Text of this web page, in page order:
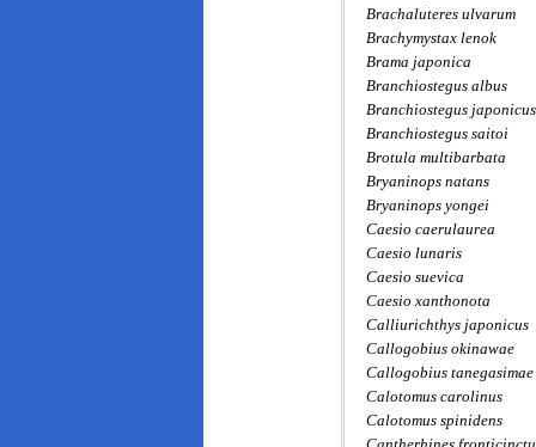
Brachaluteres ulvarum
Brachymystax lenok
Brama japonica
Branchiostegus albus
Branchiostegus japonicus
Branchiostegus saitoi
Brotula multibarbata
Bryaninops natans
Bryaninops yongei
Caesio caerulaurea
Caesio lunaris
Caesio suevica
Caesio xanthonota
Calliurichthys japonicus
Callogobius okinawae
Callogobius tanegasimae
Calotomus carolinus
Calotomus spinidens